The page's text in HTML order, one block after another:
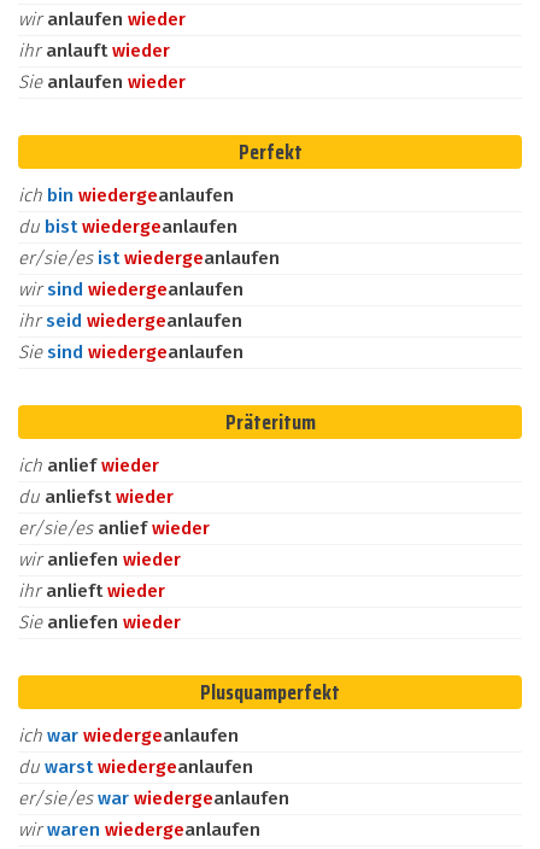
wiranlaufen wieder
ihranlauftwieder
Sie anlaufen wieder
Perfekt
ich bin wiedergeanlaufen
du bistwiedergeanlaufen
er/sie/es istwiedergeanlaufen
wirsind wiedergeanlaufen
ihrseid wiedergeanlaufen
Siesind wiedergeanlaufen
Präteritum
ich anliefwieder
du anliefstwieder
er/sie/es anliefwieder
wiranliefen wieder
ihranlieftwieder
Sie anliefen wieder
Plusquamperfekt
ich war wiedergeanlaufen
du warstwiedergeanlaufen
er/sie/eswar wiedergeanlaufen
wirwaren wiedergeanlaufen